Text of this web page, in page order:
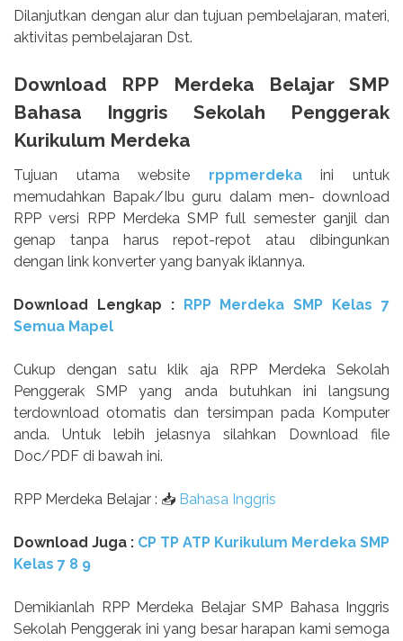
Dilanjutkan dengan alur dan tujuan pembelajaran, materi,
aktivitas pembelajaran Dst.
Download RPP Merdeka Belajar SMP
Bahasa Inggris Sekolah Penggerak
Kurikulum Merdeka
Tujuan utama website rppmerdeka
ini untuk
memudahkan Bapak/Ibu guru dalam men- download
RPP versi RPP Merdeka SMP full semester ganjil dan
genap tanpa harus repot-repot atau dibingunkan
dengan link konverter yang banyak iklannya.
Download Lengkap :
RPP Merdeka SMP Kelas 7
Semua Mapel
Cukup dengan satu klik aja RPP Merdeka Sekolah
Penggerak SMP yang anda butuhkan ini langsung
terdownload otomatis dan tersimpan pada Komputer
anda. Untuk lebih jelasnya silahkan Download file
Doc/PDF di bawah ini.
RPP Merdeka Belajar : 📥 Bahasa Inggris
Download Juga : CP TP ATP Kurikulum Merdeka SMP
Kelas 7 8 9
Demikianlah RPP Merdeka Belajar SMP Bahasa Inggris
Sekolah Penggerak ini yang besar harapan kami semoga